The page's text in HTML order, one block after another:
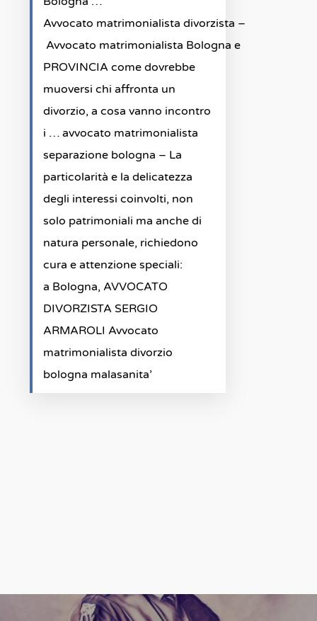
Avvocato matrimonialista divorzista –
Avvocato matrimonialista Bologna e
PROVINCIA come dovrebbe
muoversi chi affronta un
divorzio, a cosa vanno incontro
i … avvocato matrimonialista
separazione bologna – La
particolarità e la delicatezza
degli interessi coinvolti, non
solo patrimoniali ma anche di
natura personale, richiedono
cura e attenzione speciali:
a Bologna, AVVOCATO
DIVORZISTA SERGIO
ARMAROLI Avvocato
matrimonialista divorzio
bologna malasanita’